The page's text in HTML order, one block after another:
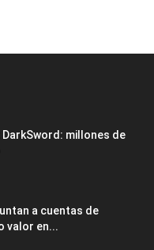
millones de
a cuentas de
valor en...